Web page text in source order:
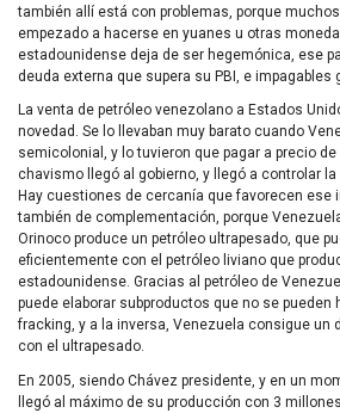
también allí está con problemas, porque
empezado a hacerse en yuanes u otras
estadounidense deja de ser hegemónica, ese
deuda externa que supera su PBI, e
La venta de petróleo venezolano a Estados
novedad. Se lo llevaban muy barato cuando
semicolonial, y lo tuvieron que pagar a precio
chavismo llegó al gobierno, y llegó a controlar la
Hay cuestiones de cercanía que favorecen ese
también de complementación, porque
Orinoco produce un petróleo ultrapesado, que
eficientemente con el petróleo liviano que
estadounidense. Gracias al petróleo de
puede elaborar subproductos que no se pueden
fracking, y a la inversa, Venezuela consigue un
con el ultrapesado.
En 2005, siendo Chávez presidente, y en un
llegó al máximo de su producción con 3